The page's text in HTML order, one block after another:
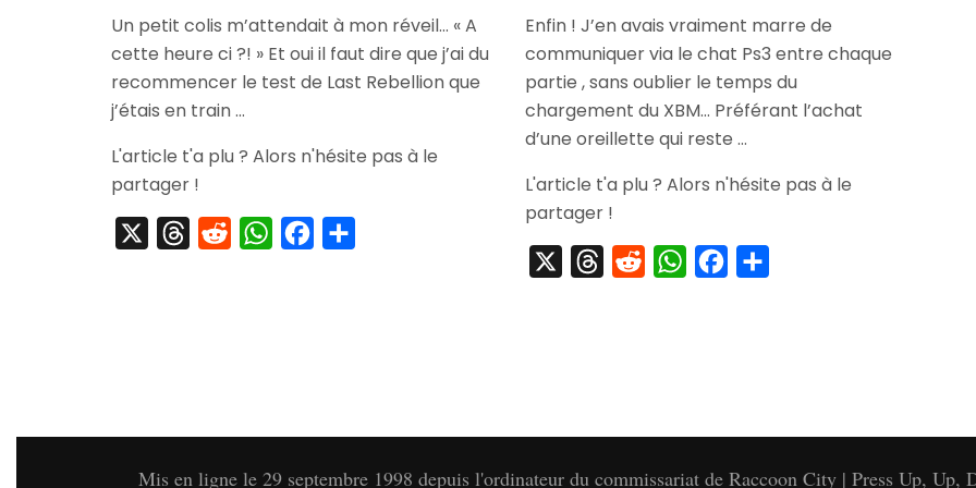
Oreillette
Bluetooth
Ps3
Un petit colis m’attendait à mon réveil… « A
cette heure ci ?! » Et oui il faut dire que j’ai du
recommencer le test de Last Rebellion que
j’étais en train …
L'article t'a plu ? Alors n'hésite pas à le
partager !
ThreadsRedditWhatsAppFacebook
Oreillette
Ps3
Bluetooth
Enfin ! J’en avais vraiment marre de
communiquer via le chat Ps3 entre chaque
partie , sans oublier le temps du
chargement du XBM… Préférant l’achat
d’une oreillette qui reste …
L'article t'a plu ? Alors n'hésite pas à le
partager !
ThreadsRedditWhatsAppFacebook
Mis en ligne le 29 septembre 1998 depuis l'ordinateur du commissariat de Raccoon City | Press Up,